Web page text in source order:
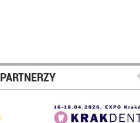
PARTNERZY